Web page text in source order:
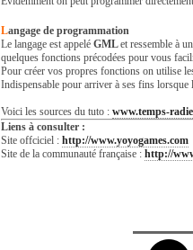
Langage de programmation
Le langage est appelé GMLet ressemble à
quelques fonctions précodées pour vous
Pour créer vos propres fonctions on utilise
Indispensable pour arriver à ses fins lorsque
Voici les sources du tuto : www.temps-
Liens à consulter :
Site offciciel : http://www.yoyogames.com
Site de la communauté française : http://